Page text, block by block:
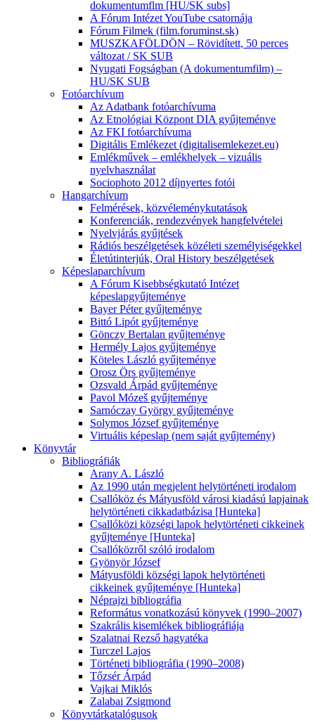
dokumentumflm [HU/SK subs]
A Fórum Intézet YouTube csatornája
Fórum Filmek (film.foruminst.sk)
MUSZKAFÖLDÖN – Rövidített, 50 perces
változat / SK SUB
Nyugati Fogságban (A dokumentumfilm) –
HU/SK SUB
Fotóarchívum
Az Adatbank fotóarchívuma
Az Etnológiai Központ DIA gyűjteménye
Az FKI fotóarchívuma
Digitális Emlékezet (digitalisemlekezet.eu)
Emlékművek – emlékhelyek – vizuális
nyelvhasználat
Sociophoto 2012 díjnyertes fotói
Hangarchívum
Felmérések, közvéleménykutatások
Konferenciák, rendezvények hangfelvételei
Nyelvjárás gyűjtések
Rádiós beszélgetések közéleti személyiségekkel
Életútinterjúk, Oral History beszélgetések
Képeslaparchívum
A Fórum Kisebbségkutató Intézet
képeslapgyűjteménye
Bayer Péter gyűjteménye
Bittó Lipót gyűjteménye
Gönczy Bertalan gyűjteménye
Hermély Lajos gyűjteménye
Köteles László gyűjteménye
Orosz Örs gyűjteménye
Ozsvald Árpád gyűjteménye
Pavol Mózeš gyűjteménye
Sarnóczay György gyűjteménye
Solymos József gyűjteménye
Virtuális képeslap (nem saját gyűjtemény)
Könyvtár
Bibliográfiák
Arany A. László
Az 1990 után megjelent helytörténeti irodalom
Csallóköz és Mátyusföld városi kiadású lapjainak
helytörténeti cikkadatbázisa [Hunteka]
Csallóközi községi lapok helytörténeti cikkeinek
gyűjteménye [Hunteka]
Csallóközről szóló irodalom
Gyönyör József
Mátyusföldi községi lapok helytörténeti
cikkeinek gyűjteménye [Hunteka]
Néprajzi bibliográfia
Református vonatkozású könyvek (1990–2007)
Szakrális kisemlékek bibliográfiája
Szalatnai Rezső hagyatéka
Turczel Lajos
Történeti bibliográfia (1990–2008)
Tőzsér Árpád
Vajkai Miklós
Zalabai Zsigmond
Könyvtárkatalógusok